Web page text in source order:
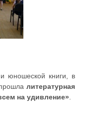
юношеской книги, в
литературная
на удивление».